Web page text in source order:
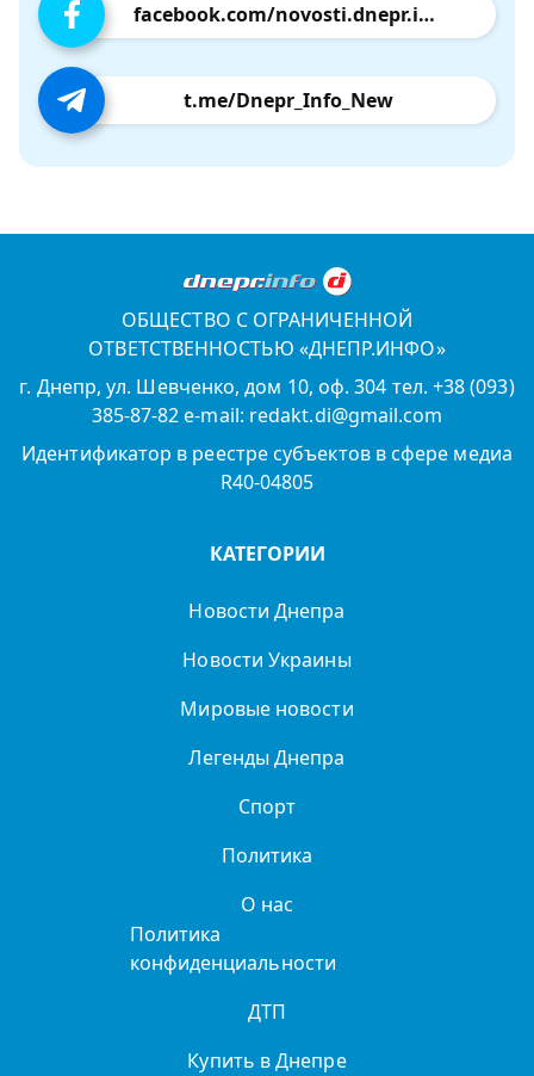
facebook.com/novosti.dnepr.info
t.me/Dnepr_Info_New
ОБЩЕСТВО С ОГРАНИЧЕННОЙ
ОТВЕТСТВЕННОСТЬЮ «ДНЕПР.ИНФО»
г. Днепр, ул. Шевченко, дом 10, оф. 304 тел. +38 (093)
385-87-82 e-mail: redakt.di@gmail.com
Идентификатор в реестре субъектов в сфере медиа
R40-04805
КАТЕГОРИИ
Новости Днепра
Новости Украины
Мировые новости
Легенды Днепра
Спорт
Политика
О нас
Политика
конфиденциальности
ДТП
Купить в Днепре